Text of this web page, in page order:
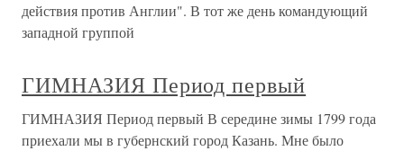
действия против Англии". В тот же день командующий
западной группой
ГИМНАЗИЯ Период первый
ГИМНАЗИЯ Период первый В середине зимы 1799 года
приехали мы в губернский город Казань. Мне было